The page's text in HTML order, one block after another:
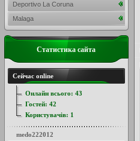
Deportivo La Coruna
Malaga
Статистика сайта
Сейчас online
Онлайн всього: 43
Гостей: 42
Користувачів: 1
medo222012